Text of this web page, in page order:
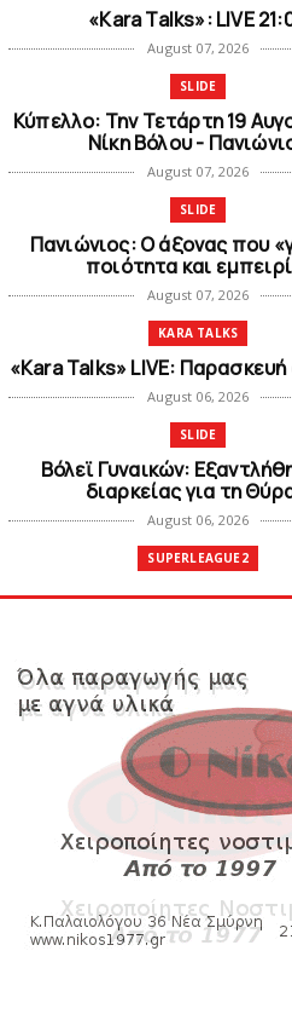
«Kara Talks»: LIVE
August 07, 2026
SLIDE
Κύπελλο: Την Τετάρτη 19
Νίκη Βόλου -
August 07, 2026
SLIDE
Πανιώνιος: O άξονας που
ποιότητα και
August 07, 2026
KARA TALKS
«Kara Talks» LIVE: Παρασκευή
August 06, 2026
SLIDE
Bόλεϊ Γυναικών:
διαρκείας για τη
August 06, 2026
SUPERLEAGUE2
Στην AEΛ ο
Πανιώνιoς: Tο
φιλανθρωπικό τουρνουά
August 06, 2026
HEADLINES
Πανιώνια Εκπομπή:
συνεχίζουμε!
August 04, 2026
HEADLINES
Θλίψη για τον χαμό του